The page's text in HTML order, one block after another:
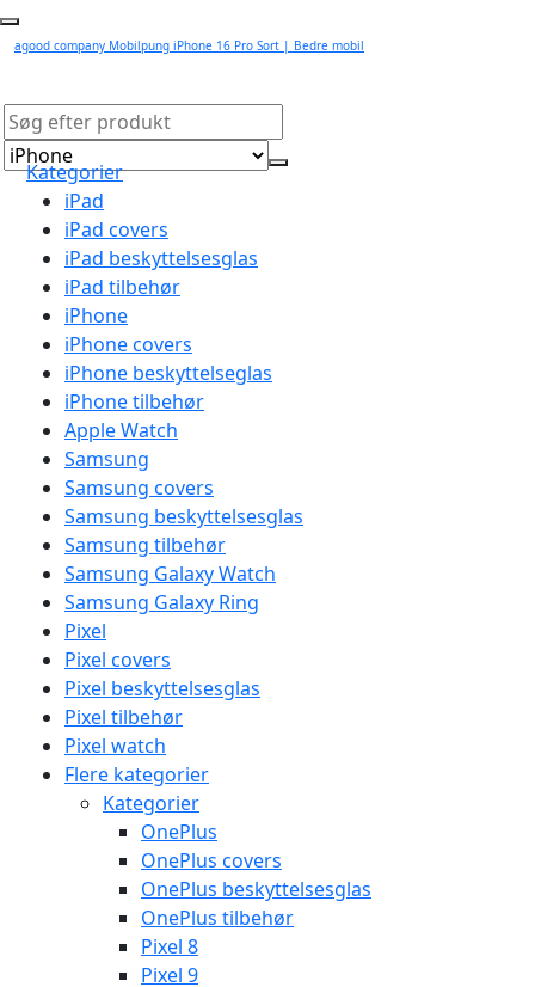
agood company Mobilpung iPhone 16 Pro Sort | Bedre mobil
Kategorier
iPad
iPad covers
iPad beskyttelsesglas
iPad tilbehør
iPhone
iPhone covers
iPhone beskyttelseglas
iPhone tilbehør
Apple Watch
Samsung
Samsung covers
Samsung beskyttelsesglas
Samsung tilbehør
Samsung Galaxy Watch
Samsung Galaxy Ring
Pixel
Pixel covers
Pixel beskyttelsesglas
Pixel tilbehør
Pixel watch
Flere kategorier
Kategorier
OnePlus
OnePlus covers
OnePlus beskyttelsesglas
OnePlus tilbehør
Pixel 8
Pixel 9